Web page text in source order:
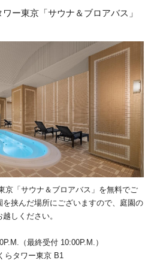
ー東京「サウナ＆ブロアバス」
京「サウナ＆ブロアバス」を無料でご
挟んだ場所にございますので、庭園の
しください。
（最終受付 10:00P.M.）
タワー東京 B1